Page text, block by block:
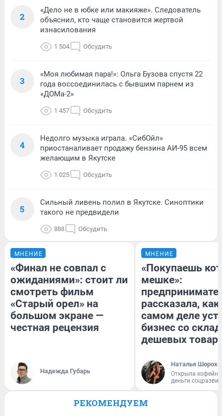
2
«Дело не в юбке или макияже». Следователь
объяснил, кто чаще становится жертвой
изнасилования
1 504 Обсудить
3
«Моя любимая пара!»: Ольга Бузова спустя 22
года воссоединилась с бывшим парнем из
«ДОМа-2»
1 457 Обсудить
4
Недолго музыка играла. «СибОйл»
приостаналивает продажу бензина АИ-95 всем
желающим в Якутске
1 025 Обсудить
5
Сильный ливень полил в Якутске. Синоптики
такого не предвидели
888 Обсудить
МНЕНИЕ
«Финал не совпал с
ожиданиями»: стоит ли
смотреть фильм
«Старый орел» на
большом экране —
честная рецензия
Надежда Губарь
МНЕНИЕ
«Покупаешь
мешке»:
рассказала, как
самом деле
бизнес со
дешевых
Наталья
Открыла
деньги
РЕКОМЕНДУЕМ